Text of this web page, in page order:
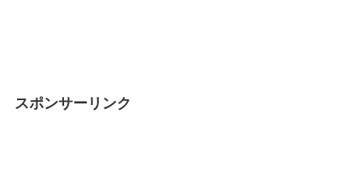
スポンサーリンク